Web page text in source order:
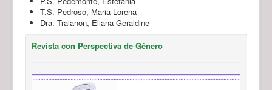
T.S. Pedroso, Maria Lorena
Dra. Traianon, Eliana Geraldine
Revista con Perspectiva de Género